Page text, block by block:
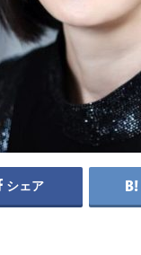
シェア